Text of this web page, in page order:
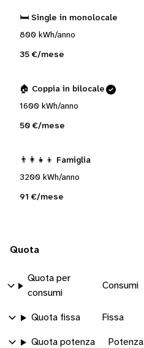
🛏️ Single in monolocale
800 kWh/anno
35 €/mese
🏠 Coppia in bilocale
1600 kWh/anno
50 €/mese
👨‍👩‍👧‍👦 Famiglia
3200 kWh/anno
91 €/mese
Quota
Quota per
consumi
Consumi
Quota fissa Fissa
Quota potenza Potenza